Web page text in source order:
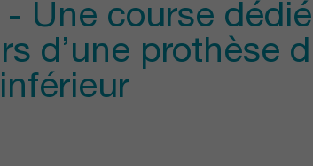
Une course
d’une prothèse